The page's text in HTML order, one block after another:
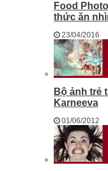
Food
thức ăn
23/04/2016
Bộ ảnh trẻ
Karneeva
01/06/2012